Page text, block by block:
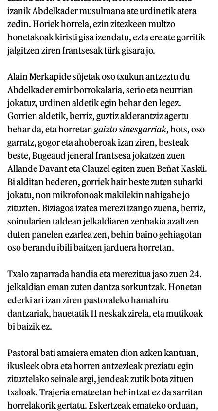
izanik Abdelkader musulmana ate urdinetik atera
zedin. Horiek horrela, ezin zitezkeen multzo
honetakoak kiristi gisa izendatu, ezta ere ate gorritik
jalgitzen ziren frantsesak türk gisara jo.
Alain Merkapide süjetak oso txukun antzeztu du
Abdelkader emir borrokalaria, serio eta neurrian
jokatuz, urdinen aldetik egin behar den legez.
Gorrien aldetik, berriz, guztiz alderantziz agertu
behar da, eta horretangaizto sinesgarriak, hots, oso
garratz, gogor eta ahoberoak izan ziren, besteak
beste, Bugeaud jeneral frantsesa jokatzen zuen
Allande Davant eta Clauzel egiten zuen Beñat Kaskü.
Bi alditan bederen, gorriek hainbeste zuten suharki
jokatu, non mikrofonoak makilekin nahigabe jo
zituzten. Biziagoa izatea merezi izango zuena, berriz,
soinularien taldean jelkaldiaren zenbakia azaltzen
duten panelen ezarlea zen, behin baino gehiagotan
oso berandu ibili baitzen jarduera horretan.
Txalo zaparrada handia eta merezitua jaso zuen 24.
jelkaldian eman zuten dantza sorkuntzak. Honetan
ederki ari izan ziren pastoraleko hamahiru
dantzariak, hauetatik 11 neskak zirela, eta mutikoak
bi baizik ez.
Pastoral bati amaiera ematen dion azken kantuan,
ikusleek obra eta horren antzezleak preziatu egin
zituztelako seinale argi, jendeak zutik bota zituen
txaloak. Trajeria emateetan behintzat ez da sarritan
horrelakorik gertatu. Eskertzeak emateko orduan,